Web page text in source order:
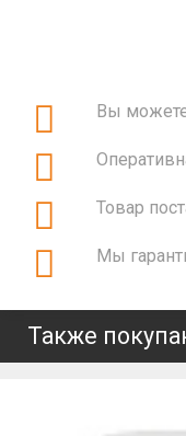
Вы
Товар
Мы
Также